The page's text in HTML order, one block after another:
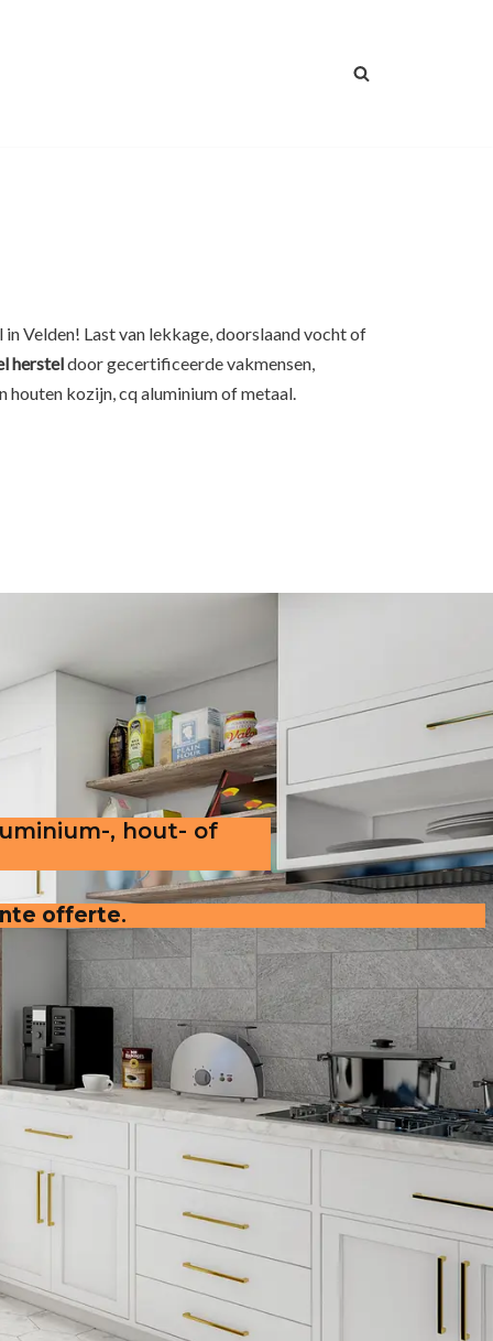
Velden! Last van lekkage, doorslaand vocht of
hersteldoor gecertificeerde vakmensen,
kozijn, cq aluminium of metaal.
, hout- of
offerte.